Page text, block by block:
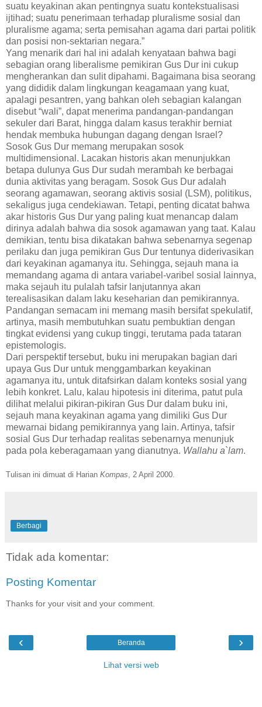
suatu keyakinan akan pentingnya suatu kontekstualisasi
ijtihad; suatu penerimaan terhadap pluralisme sosial dan
pluralisme agama; serta pemisahan agama dari partai politik
dan posisi non-sektarian negara.”
Yang menarik dari hal ini adalah kenyataan bahwa bagi
sebagian orang liberalisme pemikiran Gus Dur ini cukup
mengherankan dan sulit dipahami. Bagaimana bisa seorang
yang dididik dalam lingkungan keagamaan yang kuat,
apalagi pesantren, yang bahkan oleh sebagian kalangan
disebut “wali”, dapat menerima pandangan-pandangan
sekuler dari Barat, hingga dalam kasus terakhir berniat
hendak membuka hubungan dagang dengan Israel?
Sosok Gus Dur memang merupakan sosok
multidimensional. Lacakan historis akan menunjukkan
betapa dulunya Gus Dur sudah merambah ke berbagai
dunia aktivitas yang beragam. Sosok Gus Dur adalah
seorang agamawan, seorang aktivis sosial (LSM), politikus,
sekaligus juga cendekiawan. Tetapi, penting dicatat bahwa
akar historis Gus Dur yang paling kuat menancap dalam
dirinya adalah bahwa dia sosok agamawan yang taat. Kalau
demikian, tentu bisa dikatakan bahwa sebenarnya segenap
perilaku dan juga pemikiran Gus Dur tentunya diderivasikan
dari keyakinan agamanya itu. Sehingga, sejauh mana ia
memandang agama di antara variabel-varibel sosial lainnya,
maka sejauh itu pulalah tafsir lanjutannya akan
terealisasikan dalam laku keseharian dan pemikirannya.
Pandangan semacam ini memang masih bersifat spekulatif,
artinya, masih membutuhkan suatu pembuktian dengan
tingkat evidensi yang cukup tinggi, terutama pada tataran
epistemologis.
Dari perspektif tersebut, buku ini merupakan bagian dari
upaya Gus Dur untuk menggambarkan keyakinan
agamanya itu, untuk ditafsirkan dalam konteks sosial yang
lebih konkret. Lalu, kalau hipotesis ini diterima, patut pula
dilihat melalui pikiran-pikiran Gus Dur dalam buku ini,
sejauh mana keyakinan agama yang dimiliki Gus Dur
mewarnai bidang pemikirannya yang lain. Artinya, tafsir
sosial Gus Dur terhadap realitas sebenarnya menunjuk
pada pola keberagamaan yang dianutnya. Wallahu a`lam.
Tulisan ini dimuat di Harian Kompas , 2 April 2000.
Berbagi
Tidak ada komentar:
Posting Komentar
Thanks for your visit and your comment.
‹ ›
Beranda
Lihat versi web